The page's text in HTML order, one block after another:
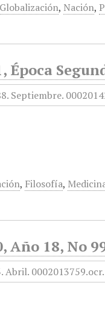
Globalización, Nación,
, Filosofía,
18, No